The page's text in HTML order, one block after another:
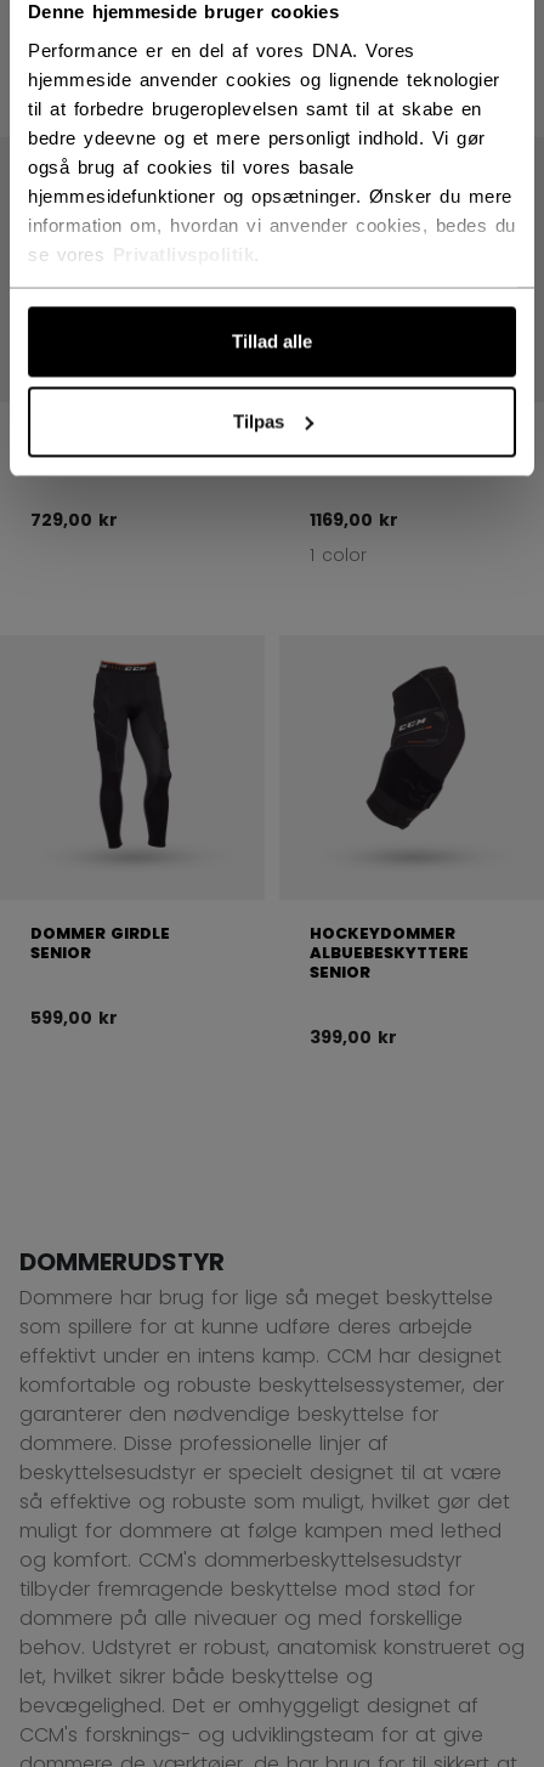
Denne hjemmeside bruger cookies
Performance er en del af vores DNA. Vores
hjemmeside anvender cookies og lignende teknologier
til at forbedre brugeroplevelsen samt til at skabe en
bedre ydeevne og et mere personligt indhold. Vi gør
også brug af cookies til vores basale
hjemmesidefunktioner og opsætninger. Ønsker du mere
information om, hvordan vi anvender cookies, bedes du
se vores
Tillad alle
Tilpas
PRODUKTER
SENIOR
729,00 kr
DOMMER
1169,00 kr
1 color
DOMMER GIRDLE
SENIOR
599,00 kr
HOCKEYDOMMER
ALBUEBESKYTTERE
SENIOR
399,00 kr
DOMMERUDSTYR
Dommere har brug for lige så meget beskyttelse
som spillere for at kunne udføre deres arbejde
effektivt under en intens kamp. CCM har designet
komfortable og robuste beskyttelsessystemer, der
garanterer den nødvendige beskyttelse for
dommere. Disse professionelle linjer af
beskyttelsesudstyr er specielt designet til at være
så effektive og robuste som muligt, hvilket gør det
muligt for dommere at følge kampen med lethed
og komfort. CCM's dommerbeskyttelsesudstyr
tilbyder fremragende beskyttelse mod stød for
dommere på alle niveauer og med forskellige
behov. Udstyret er robust, anatomisk konstrueret og
let, hvilket sikrer både beskyttelse og
bevægelighed. Det er omhyggeligt designet af
CCM's forsknings- og udviklingsteam for at give